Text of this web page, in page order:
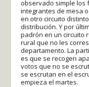
observado simple los
integrantes de mesa
en otro circuito
distribución. Y por
padrón en un circuito
rural que no les
departamento. La
es que se recogen
votos que no se
se escrutan en el
empieza el martes.